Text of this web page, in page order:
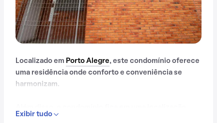
Localizado em Porto Alegre, este condomínio oferece
uma residência onde conforto e conveniência se
harmonizam.
Exibir tudo